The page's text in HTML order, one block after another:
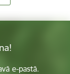
e-pastā.